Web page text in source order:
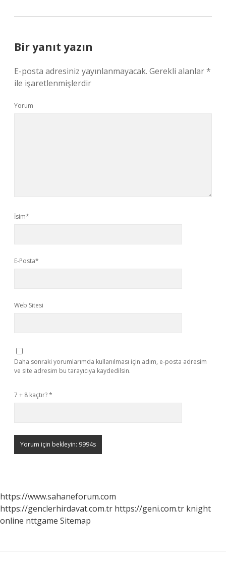
Bir yanıt yazın
E-posta adresiniz yayınlanmayacak. Gerekli alanlar*
ile işaretlenmişlerdir
Yorum
İsim*
E-Posta*
Web Sitesi
Daha sonraki yorumlarımda kullanılması için adım, e-posta adresim
ve site adresim bu tarayıcıya kaydedilsin.
7 + 8 kaçtır?*
https://www.sahaneforum.com
https://genclerhirdavat.com.tr https://geni.com.tr knight
online nttgame Sitemap